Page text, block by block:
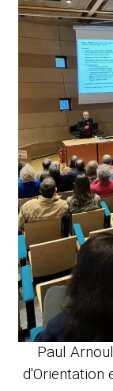
Paul
d'Orientation